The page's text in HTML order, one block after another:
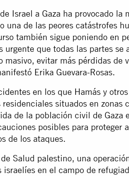
Israel a Gaza ha provocado
una de las peores catástrofes
también sigue poniendo en
urgente que todas las partes
evitar más pérdidas de
Erika Guevara-Rosas.
en los que Hamás y
situados en zonas
de la población civil de Gaza
posibles para proteger
de los ataques.
Salud palestino, una
israelíes en el campo de